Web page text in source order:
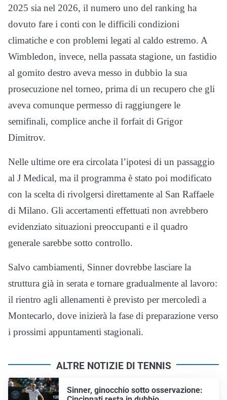
2025 sia nel 2026, il numero uno del ranking ha
dovuto fare i conti con le difficili condizioni
climatiche e con problemi legati al caldo estremo. A
Wimbledon, invece, nella passata stagione, un fastidio
al gomito destro aveva messo in dubbio la sua
prosecuzione nel torneo, prima di un recupero che gli
aveva comunque permesso di raggiungere le
semifinali, complice anche il forfait di Grigor
Dimitrov.
Nelle ultime ore era circolata l’ipotesi di un passaggio
al J Medical, ma il programma è stato poi modificato
con la scelta di rivolgersi direttamente al San Raffaele
di Milano. Gli accertamenti effettuati non avrebbero
evidenziato situazioni preoccupanti e il quadro
generale sarebbe sotto controllo.
Salvo cambiamenti, Sinner dovrebbe lasciare la
struttura già in serata e tornare gradualmente al lavoro:
il rientro agli allenamenti è previsto per mercoledì a
Montecarlo, dove inizierà la fase di preparazione verso
i prossimi appuntamenti stagionali.
ALTRE NOTIZIE DI TENNIS
Sinner, ginocchio sotto osservazione: